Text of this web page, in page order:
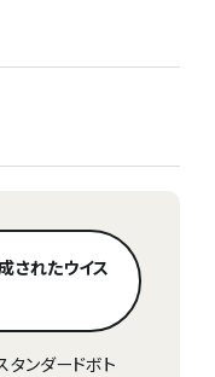
されたウイス
タンダードボト